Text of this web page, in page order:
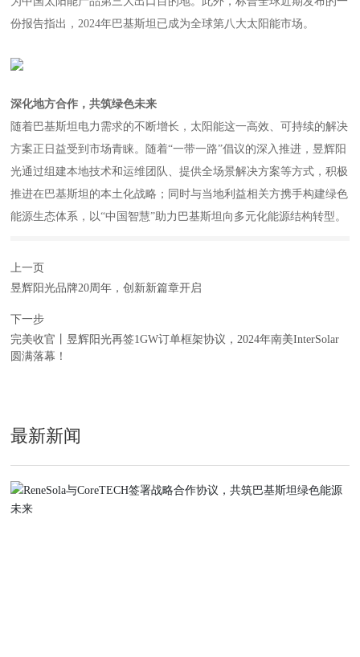
份报告指出，2024年巴基斯坦已成为全球第八大太阳能市场。
深化地方合作，共筑绿色未来
随着巴基斯坦电力需求的不断增长，太阳能这一高效、可持续的解决
方案正日益受到市场青睐。随着“一带一路”倡议的深入推进，昱辉阳
光通过组建本地技术和运维团队、提供全场景解决方案等方式，积极
推进在巴基斯坦的本土化战略；同时与当地利益相关方携手构建绿色
能源生态体系，以“中国智慧”助力巴基斯坦向多元化能源结构转型。
上一页
昱辉阳光品牌20周年，创新新篇章开启
下一步
完美收官丨昱辉阳光再签1GW订单框架协议，2024年南美InterSolar
圆满落幕！
最新新闻